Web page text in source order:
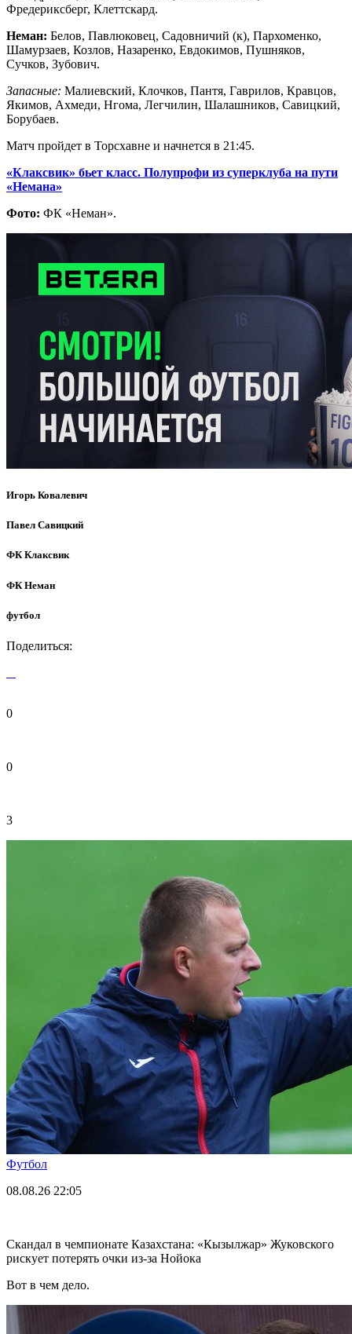
Фредериксберг, Клеттскард.
Неман: Белов, Павлюковец, Садовничий (к), Пархоменко,
Шамурзаев, Козлов, Назаренко, Евдокимов, Пушняков,
Сучков, Зубович.
Запасные: Малиевский, Клочков, Пантя, Гаврилов, Кравцов,
Якимов, Ахмеди, Нгома, Легчилин, Шалашников, Савицкий,
Борубаев.
Матч пройдет в Торсхавне и начнется в 21:45.
«Клаксвик» бьет класс. Полупрофи из суперклуба на пути
«Немана»
Фото: ФК «Неман».
Игорь Ковалевич
Павел Савицкий
ФК Клаксвик
ФК Неман
футбол
Поделиться:
0
0
3
Футбол
08.08.26 22:05
Скандал в чемпионате Казахстана: «Кызылжар» Жуковского
рискует потерять очки из-за Нойока
Вот в чем дело.